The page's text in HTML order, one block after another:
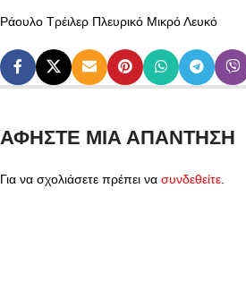
Ράουλο Τρέιλερ Πλευρικό Μικρό Λευκό
ΑΦΉΣΤΕ ΜΙΑ ΑΠΆΝΤΗΣΗ
Για να σχολιάσετε πρέπει να συνδεθείτε